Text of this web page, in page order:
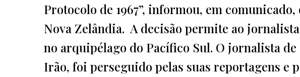
Protocolo de 1967”, informou, em
Nova Zelândia. A decisão permite ao
no arquipélago do Pacífico Sul. O jornalista
Irão, foi perseguido pelas suas reportagens e